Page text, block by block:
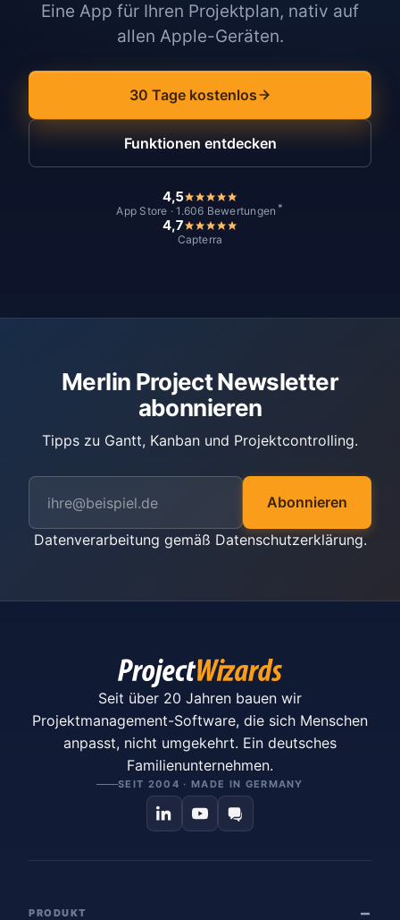
Eine App für Ihren Projektplan, nativ auf
allen Apple-Geräten.
30 Tage kostenlos
Funktionen entdecken
4,5
App Store · 1.606 Bewertungen *
4,7
Capterra
Merlin Project Newsletter
abonnieren
Tipps zu Gantt, Kanban und Projektcontrolling.
Abonnieren
Datenverarbeitung gemäß Datenschutzerklärung.
Seit über 20 Jahren bauen wir
Projektmanagement-Software, die sich Menschen
anpasst, nicht umgekehrt. Ein deutsches
Familienunternehmen.
SEIT 2004 · MADE IN GERMANY
PRODUKT